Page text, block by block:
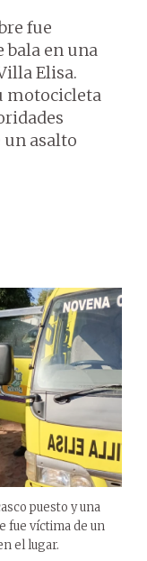
fue
bala en una
Elisa.
motocicleta
asalto
puesto y una
fue víctima de un
el lugar.